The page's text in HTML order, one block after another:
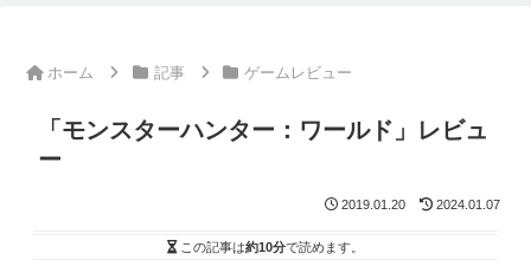
ホーム 記事 ゲームレビュー
「モンスターハンター：ワールド」レビュ
ー
2019.01.20 2024.01.07
この記事は約10分で読めます。